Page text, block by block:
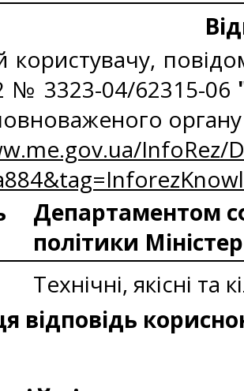
№ 3323-04/62315-06
InfoRez/
Департаментом
політики
Технічні, якісні та
відповідь